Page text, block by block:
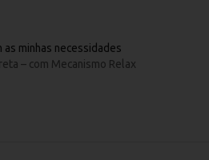
minhas necessidades
– com Mecanismo Relax